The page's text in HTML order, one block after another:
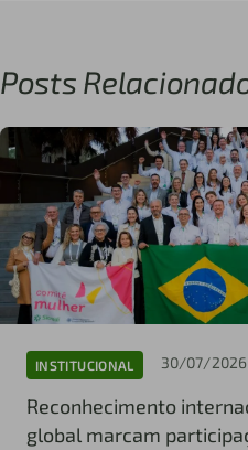
Posts
INSTITUCIONAL 30/07/2026
Reconhecimento
global marcam